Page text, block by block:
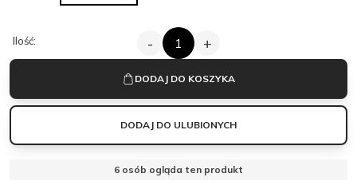
Ilość: -
ILOŚĆ
FUTRZANY
KOMPLET
WINTER
+
TAUPE
+
DODAJ DO KOSZYKA
DODAJ DO ULUBIONYCH
6 osób ogląda ten produkt